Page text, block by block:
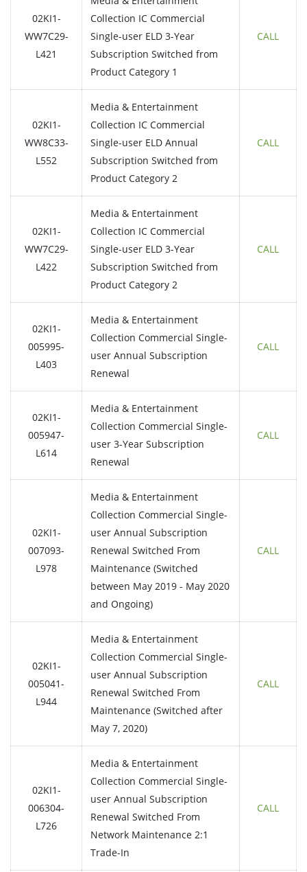
02KI1-
WW7C29-
L421
Collection IC Commercial
Single-user ELD 3-Year
Subscription Switched from
Product Category 1
CALL
02KI1-
WW8C33-
L552
Media & Entertainment
Collection IC Commercial
Single-user ELD Annual
Subscription Switched from
Product Category 2
CALL
02KI1-
WW7C29-
L422
Media & Entertainment
Collection IC Commercial
Single-user ELD 3-Year
Subscription Switched from
Product Category 2
CALL
02KI1-
005995-
L403
Media & Entertainment
Collection Commercial Single-
user Annual Subscription
Renewal
CALL
02KI1-
005947-
L614
Media & Entertainment
Collection Commercial Single-
user 3-Year Subscription
Renewal
CALL
02KI1-
007093-
L978
Media & Entertainment
Collection Commercial Single-
user Annual Subscription
Renewal Switched From
Maintenance (Switched
between May 2019 - May 2020
and Ongoing)
CALL
02KI1-
005041-
L944
Media & Entertainment
Collection Commercial Single-
user Annual Subscription
Renewal Switched From
Maintenance (Switched after
May 7, 2020)
CALL
02KI1-
006304-
L726
Media & Entertainment
Collection Commercial Single-
user Annual Subscription
Renewal Switched From
Network Maintenance 2:1
Trade-In
CALL